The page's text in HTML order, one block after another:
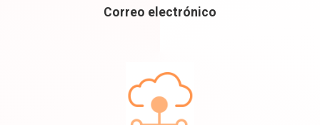
Correo electrónico